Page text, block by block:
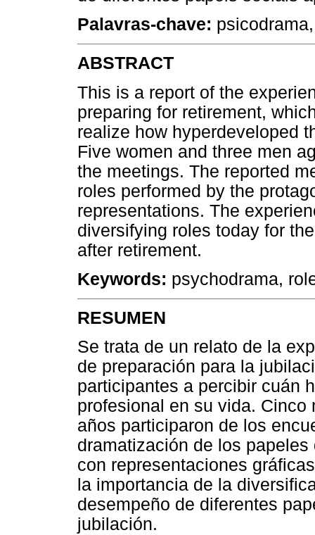
Palavras-chave:
ABSTRACT
This is a report of the
preparing for retirement,
realize how hyperdeveloped
Five women and three men
the meetings. The reported
roles performed by the
representations. The
diversifying roles today for
after retirement.
Keywords: psychodrama,
RESUMEN
Se trata de un relato de la
de preparación para la
participantes a percibir cuán
profesional en su vida. Cinco
años participaron de los
dramatización de los
con representaciones
la importancia de la
desempeño de diferentes
jubilación.